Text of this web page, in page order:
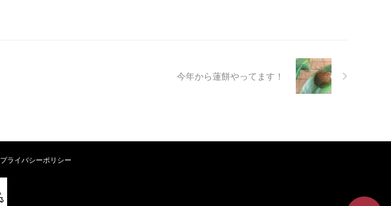
今年から蓮餅やってます！
プライバシーポリシー